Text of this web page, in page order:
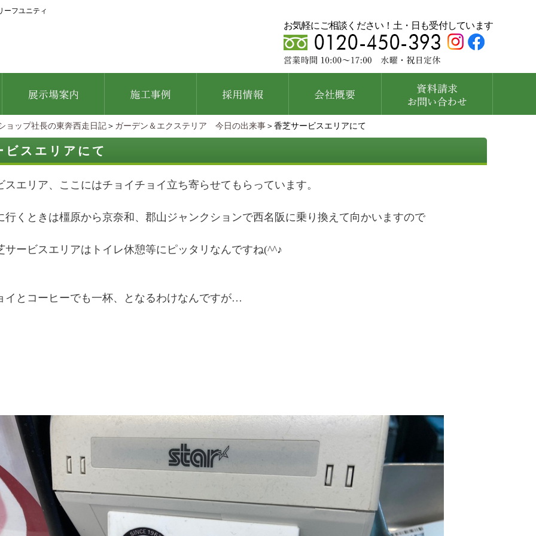
ーフユニティ
お気軽にご相談ください！土・日も受付しています
ョップ社長の東奔西走日記 ＞ ガーデン＆エクステリア 今日の出来事 ＞香芝サービスエリアにて
ビスエリアにて
スエリア、ここにはチョイチョイ立ち寄らせてもらっています。
行くときは橿原から京奈和、郡山ジャンクションで西名阪に乗り換えて向かいますので
サービスエリアはトイレ休憩等にピッタリなんですね(^^♪
イとコーヒーでも一杯、となるわけなんですが…